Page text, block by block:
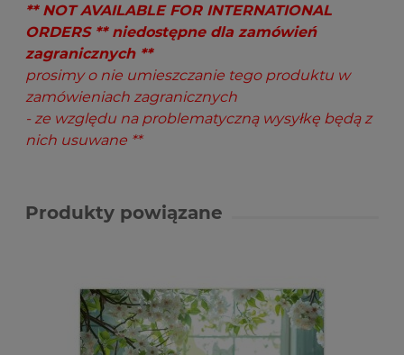
** NOT AVAILABLE FOR INTERNATIONAL
ORDERS ** niedostępne dla zamówień
zagranicznych **
prosimy o nie umieszczanie tego produktu w
zamówieniach zagranicznych
- ze względu na problematyczną wysyłkę będą z
nich usuwane **
Produkty powiązane